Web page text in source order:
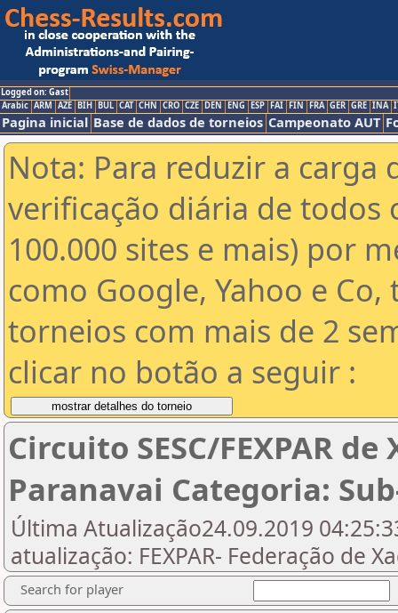
Logged on: Gast
Arabic ARM AZE BIH BUL CAT CHN CRO CZE DEN ENG ESP FAI FIN FRA GER GRE INA
Pagina inicial Base de dados de torneios Campeonato AUT
Nota: Para reduzir a carga
verificação diária de todos
100.000 sites e mais) por
como Google, Yahoo e
torneios com mais de 2
clicar no botão a seguir :
Circuito SESC/FEXPAR
Paranavai Categoria:
Última Atualização24.09.2019
atualização: FEXPAR- Federação de
Search for player